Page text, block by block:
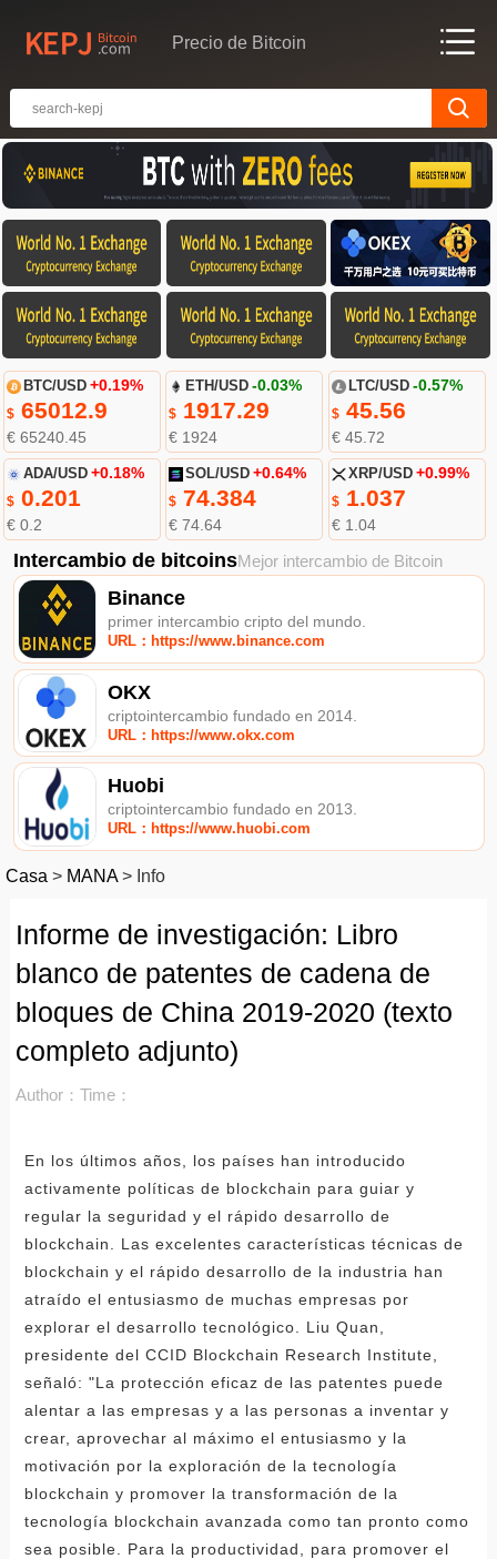
Precio de Bitcoin
BTC/USD +0.19%
$65012.9
€ 65240.45
ETH/USD -0.03%
$ 1917.29
€ 1924
LTC/USD -0.57%
$45.56
€ 45.72
ADA/USD +0.18%
$0.201
€ 0.2
SOL/USD +0.64%
$ 74.384
€ 74.64
XRP/USD +0.99%
$1.037
€ 1.04
Intercambio de bitcoinsMejor intercambio de Bitcoin
Binance
primer intercambio cripto del mundo.
URL：https://www.binance.com
OKX
criptointercambio fundado en 2014.
URL：https://www.okx.com
Huobi
criptointercambio fundado en 2013.
URL：https://www.huobi.com
Casa > MANA> Info
Informe de investigación: Libro
blanco de patentes de cadena de
bloques de China 2019-2020 (texto
completo adjunto)
Author： Time：
En los últimos años, los países han introducido
activamente políticas de blockchain para guiar y
regular la seguridad y el rápido desarrollo de
blockchain. Las excelentes características técnicas de
blockchain y el rápido desarrollo de la industria han
atraído el entusiasmo de muchas empresas por
explorar el desarrollo tecnológico. Liu Quan,
presidente del CCID Blockchain Research Institute,
señaló: "La protección eficaz de las patentes puede
alentar a las empresas y a las personas a inventar y
crear, aprovechar al máximo el entusiasmo y la
motivación por la exploración de la tecnología
blockchain y promover la transformación de la
tecnología blockchain avanzada como tan pronto como
sea posible. Para la productividad, para promover el